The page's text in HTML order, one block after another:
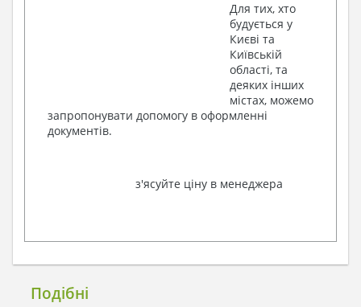
Для тих, хто
будується у
Києві та
Київській
області, та
деяких інших
містах, можемо
запропонувати допомогу в оформленні
документів.
з'ясуйте ціну в менеджера
Подібні